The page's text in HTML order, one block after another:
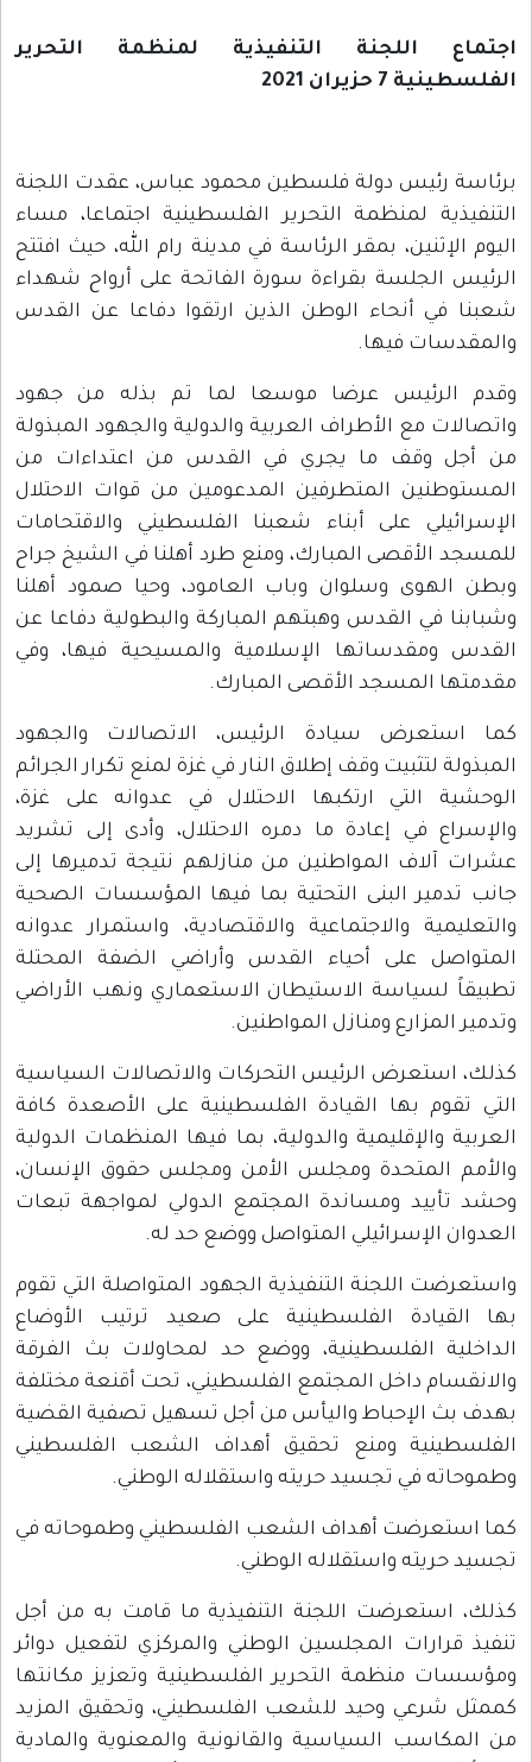
اجتماع اللجنة التنفيذية لمنظمة التحرير
الفلسطينية 7 حزيران 2021
برئاسة رئيس دولة فلسطين محمود عباس، عقدت اللجنة
التنفيذية لمنظمة التحرير الفلسطينية اجتماعا، مساء
اليوم الإثنين، بمقر الرئاسة في مدينة رام الله، حيث افتتح
الرئيس الجلسة بقراءة سورة الفاتحة على أرواح شهداء
شعبنا في أنحاء الوطن الذين ارتقوا دفاعا عن القدس
والمقدسات فيها.
وقدم الرئيس عرضا موسعا لما تم بذله من جهود
واتصالات مع الأطراف العربية والدولية والجهود المبذولة
من أجل وقف ما يجري في القدس من اعتداءات من
المستوطنين المتطرفين المدعومين من قوات الاحتلال
الإسرائيلي على أبناء شعبنا الفلسطيني والاقتحامات
للمسجد الأقصى المبارك، ومنع طرد أهلنا في الشيخ جراح
وبطن الهوى وسلوان وباب العامود، وحيا صمود أهلنا
وشبابنا في القدس وهبتهم المباركة والبطولية دفاعا عن
القدس ومقدساتها الإسلامية والمسيحية فيها، وفي
مقدمتها المسجد الأقصى المبارك.
كما استعرض سيادة الرئيس، الاتصالات والجهود
المبذولة لتثبيت وقف إطلاق النار في غزة لمنع تكرار الجرائم
الوحشية التي ارتكبها الاحتلال في عدوانه على غزة،
والإسراع في إعادة ما دمره الاحتلال، وأدى إلى تشريد
عشرات آلاف المواطنين من منازلهم نتيجة تدميرها إلى
جانب تدمير البنى التحتية بما فيها المؤسسات الصحية
والتعليمية والاجتماعية والاقتصادية، واستمرار عدوانه
المتواصل على أحياء القدس وأراضي الضفة المحتلة
تطبيقاً لسياسة الاستيطان الاستعماري ونهب الأراضي
وتدمير المزارع ومنازل المواطنين.
كذلك، استعرض الرئيس التحركات والاتصالات السياسية
التي تقوم بها القيادة الفلسطينية على الأصعدة كافة
العربية والإقليمية والدولية، بما فيها المنظمات الدولية
والأمم المتحدة ومجلس الأمن ومجلس حقوق الإنسان،
وحشد تأييد ومساندة المجتمع الدولي لمواجهة تبعات
العدوان الإسرائيلي المتواصل ووضع حد له.
واستعرضت اللجنة التنفيذية الجهود المتواصلة التي تقوم
بها القيادة الفلسطينية على صعيد ترتيب الأوضاع
الداخلية الفلسطينية، ووضع حد لمحاولات بث الفرقة
والانقسام داخل المجتمع الفلسطيني، تحت أقنعة مختلفة
بهدف بث الإحباط واليأس من أجل تسهيل تصفية القضية
الفلسطينية ومنع تحقيق أهداف الشعب الفلسطيني
وطموحاته في تجسيد حريته واستقلاله الوطني.
كما استعرضت أهداف الشعب الفلسطيني وطموحاته في
تجسيد حريته واستقلاله الوطني.
كذلك، استعرضت اللجنة التنفيذية ما قامت به من أجل
تنفيذ قرارات المجلسين الوطني والمركزي لتفعيل دوائر
ومؤسسات منظمة التحرير الفلسطينية وتعزيز مكانتها
كممثل شرعي وحيد للشعب الفلسطيني، وتحقيق المزيد
من المكاسب السياسية والقانونية والمعنوية والمادية